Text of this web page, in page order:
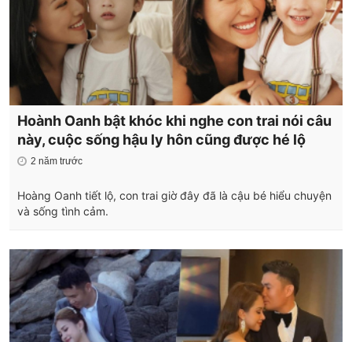
Hoành Oanh bật khóc khi nghe con trai nói câu
này, cuộc sống hậu ly hôn cũng được hé lộ
2 năm trước
Hoàng Oanh tiết lộ, con trai giờ đây đã là cậu bé hiểu chuyện
và sống tình cảm.